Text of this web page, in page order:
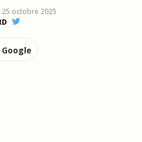
25 octobre 2025